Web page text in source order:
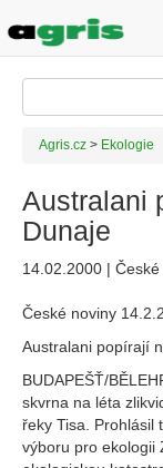
Agris.cz > Ekologie
Australani
Dunaje
14.02.2000 |
České noviny
Australani popírají
BUDAPEŠŤ/
skvrna na léta
řeky Tisa. Prohlásil
výboru pro ekologii